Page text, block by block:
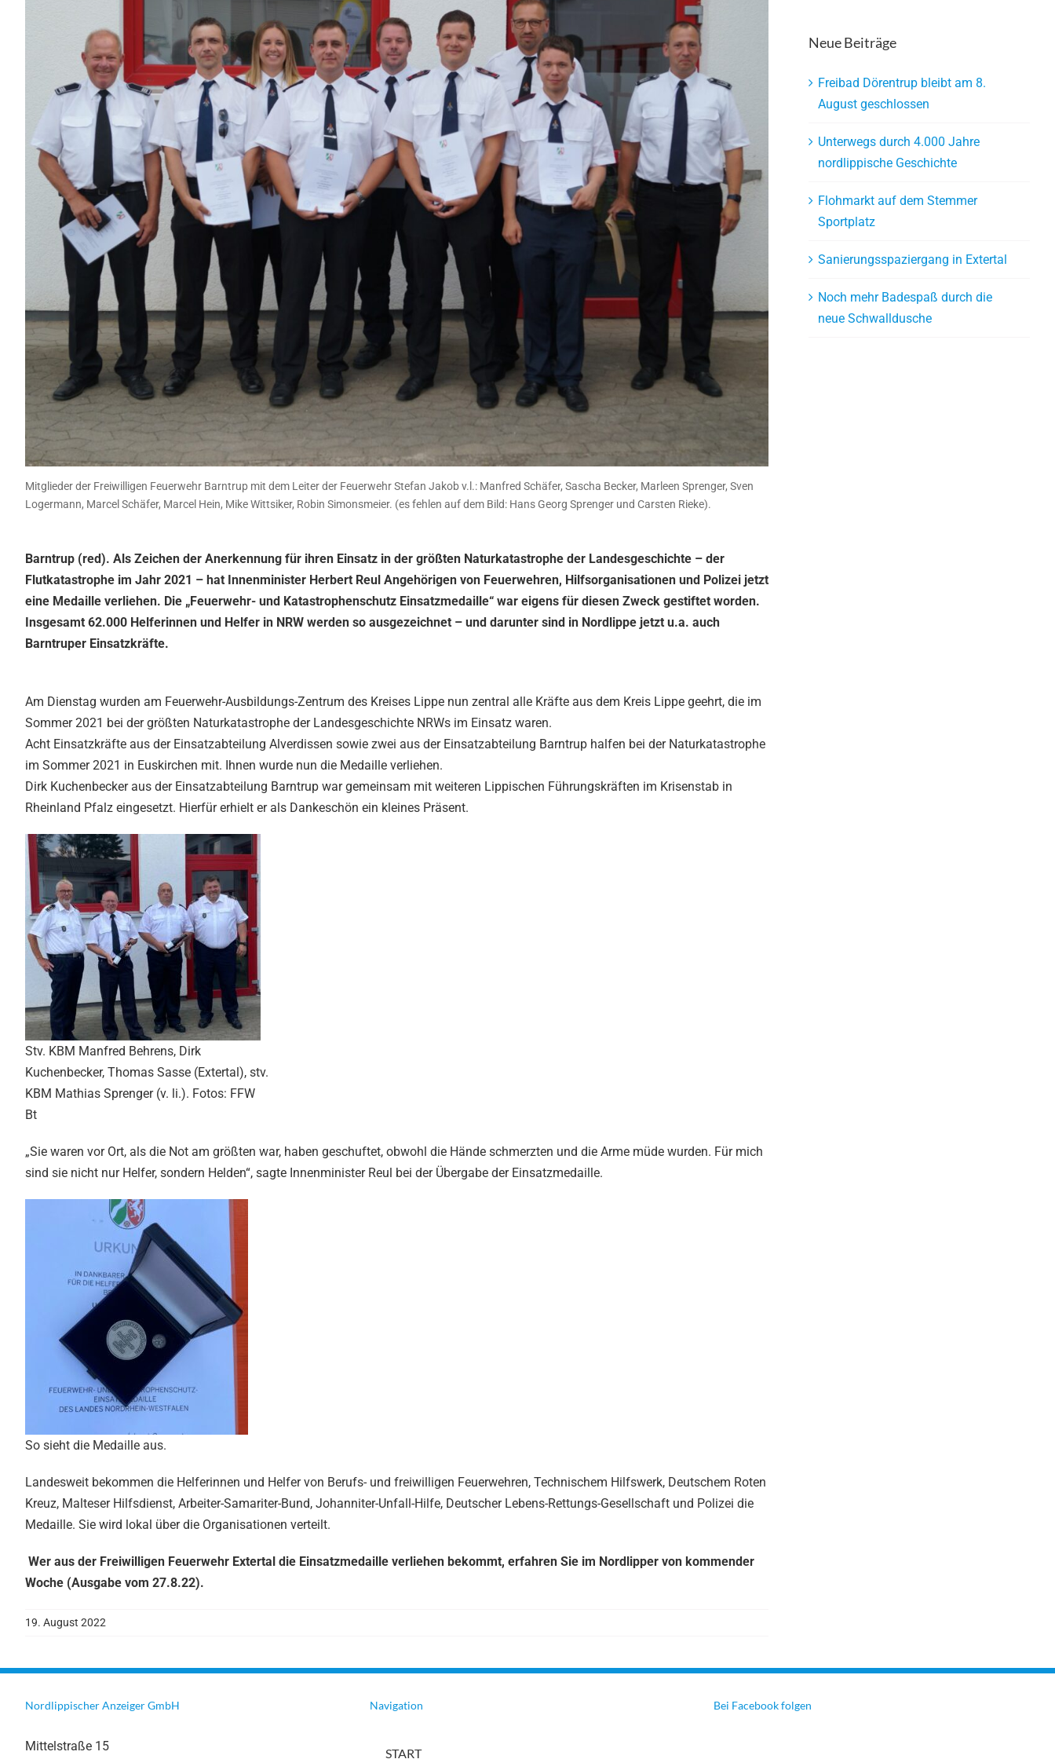
Mitglieder der Freiwilligen Feuerwehr Barntrup mit dem Leiter der Feuerwehr Stefan Jakob v.l.: Manfred Schäfer, Sascha Becker, Marleen Sprenger, Sven
Logermann, Marcel Schäfer, Marcel Hein, Mike Wittsiker, Robin Simonsmeier. (es fehlen auf dem Bild: Hans Georg Sprenger und Carsten Rieke).
Barntrup (red). Als Zeichen der Anerkennung für ihren Einsatz in der größten Naturkatastrophe der Landesgeschichte – der
Flutkatastrophe im Jahr 2021 – hat Innenminister Herbert Reul Angehörigen von Feuerwehren, Hilfsorganisationen und Polizei jetzt
eine Medaille verliehen. Die „Feuerwehr- und Katastrophenschutz Einsatzmedaille“ war eigens für diesen Zweck gestiftet worden.
Insgesamt 62.000 Helferinnen und Helfer in NRW werden so ausgezeichnet – und darunter sind in Nordlippe jetzt u.a. auch
Barntruper Einsatzkräfte.
Am Dienstag wurden am Feuerwehr-Ausbildungs-Zentrum des Kreises Lippe nun zentral alle Kräfte aus dem Kreis Lippe geehrt, die im
Sommer 2021 bei der größten Naturkatastrophe der Landesgeschichte NRWs im Einsatz waren.
Acht Einsatzkräfte aus der Einsatzabteilung Alverdissen sowie zwei aus der Einsatzabteilung Barntrup halfen bei der Naturkatastrophe
im Sommer 2021 in Euskirchen mit. Ihnen wurde nun die Medaille verliehen.
Dirk Kuchenbecker aus der Einsatzabteilung Barntrup war gemeinsam mit weiteren Lippischen Führungskräften im Krisenstab in
Rheinland Pfalz eingesetzt. Hierfür erhielt er als Dankeschön ein kleines Präsent.
Stv. KBM Manfred Behrens, Dirk
Kuchenbecker, Thomas Sasse (Extertal), stv.
KBM Mathias Sprenger (v. li.). Fotos: FFW
Bt
„Sie waren vor Ort, als die Not am größten war, haben geschuftet, obwohl die Hände schmerzten und die Arme müde wurden. Für mich
sind sie nicht nur Helfer, sondern Helden“, sagte Innenminister Reul bei der Übergabe der Einsatzmedaille.
So sieht die Medaille aus.
Landesweit bekommen die Helferinnen und Helfer von Berufs- und freiwilligen Feuerwehren, Technischem Hilfswerk, Deutschem Roten
Kreuz, Malteser Hilfsdienst, Arbeiter-Samariter-Bund, Johanniter-Unfall-Hilfe, Deutscher Lebens-Rettungs-Gesellschaft und Polizei die
Medaille. Sie wird lokal über die Organisationen verteilt.
Wer aus der Freiwilligen Feuerwehr Extertal die Einsatzmedaille verliehen bekommt, erfahren Sie im Nordlipper von kommender
Woche (Ausgabe vom 27.8.22).
19. August 2022
Neue Beiträge
Freibad Dörentrup bleibt am 8.
August geschlossen
Unterwegs durch 4.000 Jahre
nordlippische Geschichte
Flohmarkt auf dem Stemmer
Sportplatz
Sanierungsspaziergang in Extertal
Noch mehr Badespaß durch die
neue Schwalldusche
Nordlippischer Anzeiger GmbH
Mittelstraße 15
Navigation
START
Bei Facebook folgen